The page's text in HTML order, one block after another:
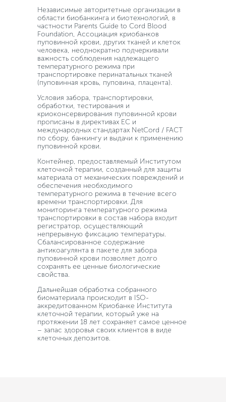
Независимые авторитетные организации в
области биобанкинга и биотехнологий, в
частности Parents Guide to Cord Blood
Foundation, Ассоциация криобанков
пуповинной крови, других тканей и клеток
человека, неоднократно подчеркивали
важность соблюдения надлежащего
температурного режима при
транспортировке перинатальных тканей
(пуповинная кровь, пуповина, плацента).
Условия забора, транспортировки,
обработки, тестирования и
криоконсервирования пуповинной крови
прописаны в директивах ЕС и
международных стандартах NetCord / FACT
по сбору, банкингу и выдачи к применению
пуповинной крови.
Контейнер, предоставляемый Институтом
клеточной терапии, созданный для защиты
материала от механических повреждений и
обеспечения необходимого
температурного режима в течение всего
времени транспортировки. Для
мониторинга температурного режима
транспортировки в состав набора входит
регистратор, осуществляющий
непрерывную фиксацию температуры.
Сбалансированное содержание
антикоагулянта в пакете для забора
пуповинной крови позволяет долго
сохранять ее ценные биологические
свойства.
Дальнейшая обработка собранного
биоматериала происходит в ISO-
аккредитованном Криобанке Института
клеточной терапии, который уже на
протяжении 18 лет сохраняет самое ценное
– запас здоровья своих клиентов в виде
клеточных депозитов.